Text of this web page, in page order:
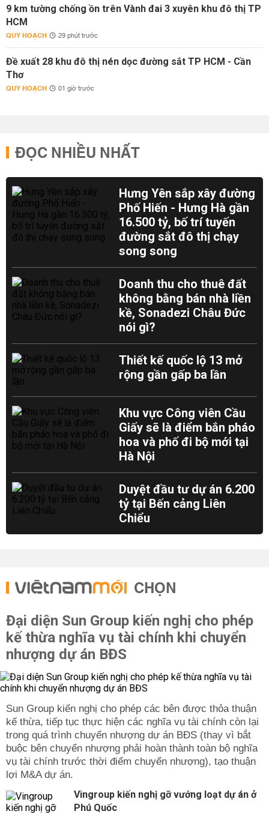
9 km tường chống ồn trên Vành đai 3 xuyên khu đô thị TP
HCM
QUY HOẠCH 29 phút trước
Đề xuất 28 khu đô thị nén dọc đường sắt TP HCM - Cần
Thơ
QUY HOẠCH 01 giờ trước
ĐỌC NHIỀU NHẤT
Hưng Yên sắp xây đường
Phố Hiến - Hưng Hà gần
16.500 tỷ, bố trí tuyến
đường sắt đô thị chạy
song song
Doanh thu cho thuê đất
không bằng bán nhà liền
kề, Sonadezi Châu Đức
nói gì?
Thiết kế quốc lộ 13 mở
rộng gần gấp ba lần
Khu vực Công viên Cầu
Giấy sẽ là điểm bắn pháo
hoa và phố đi bộ mới tại
Hà Nội
Duyệt đầu tư dự án 6.200
tỷ tại Bến cảng Liên
Chiểu
CHỌN
Đại diện Sun Group kiến nghị cho phép
kế thừa nghĩa vụ tài chính khi chuyển
nhượng dự án BĐS
Sun Group kiến nghị cho phép các bên được thỏa thuận
kế thừa, tiếp tục thực hiện các nghĩa vụ tài chính còn lại
trong quá trình chuyển nhượng dự án BĐS (thay vì bắt
buộc bên chuyển nhượng phải hoàn thành toàn bộ nghĩa
vụ tài chính trước thời điểm chuyển nhượng), tạo thuận
lợi M&A dự án.
Vingroup kiến nghị gỡ vướng loạt dự án ở
Phú Quốc